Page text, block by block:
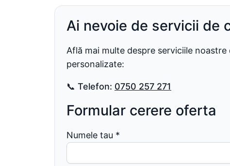
Ai nevoie de servicii de
Află mai multe despre serviciile noastre
personalizate:
📞 Telefon: 0750 257 271
Formular cerere oferta
Numele tau *